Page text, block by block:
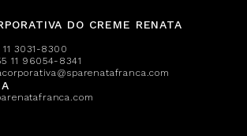
DO CREME RENATA
11 3031-8300
11 96054-8341